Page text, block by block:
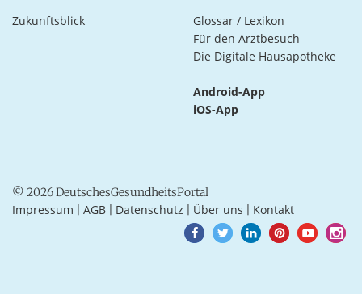
Zukunftsblick
Glossar / Lexikon
Für den Arztbesuch
Die Digitale Hausapotheke
Android-App
iOS-App
© 2026 DeutschesGesundheitsPortal
Impressum AGB Datenschutz Über uns Kontakt